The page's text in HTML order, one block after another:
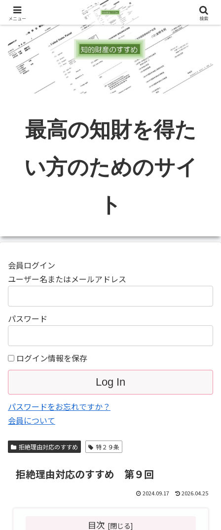
最高の知財を得た
い方のためのサイ
ト
会員ログイン
ユーザー名またはメールアドレス
パスワード
ログイン情報を保存
パスワードをお忘れですか？
会員について
拒絶理由対応のすすめ 特２９条
拒絶理由対応のすすめ 第９回
2024.09.17 2026.04.25
目次
メニュー 検索